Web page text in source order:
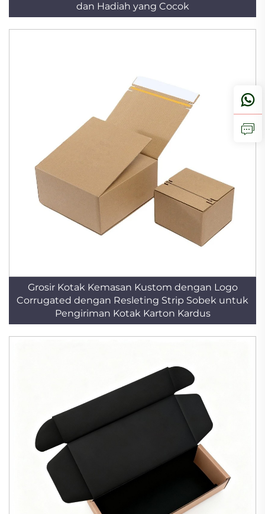
dan Hadiah yang Cocok
Grosir Kotak Kemasan Kustom dengan Logo
Corrugated dengan Resleting Strip Sobek untuk
Pengiriman Kotak Karton Kardus